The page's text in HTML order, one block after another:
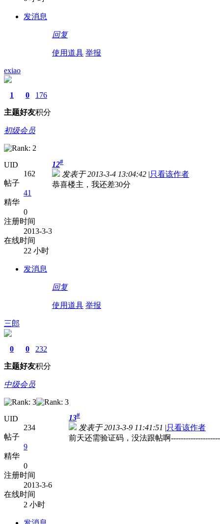
发消息
回复
使用道具 举报
exiao
1
主题
0
好友
176
积分
初级会员
UID
162
帖子
41
精华
0
注册时间
2013-3-3
在线时间
22 小时
发消息
12#
发表于 2013-3-4 13:04:42 |只看该作者
恭喜楼主，我还差30分
回复
使用道具 举报
三郎
0
主题
0
好友
232
积分
中级会员
UID
234
帖子
9
精华
0
注册时间
2013-3-6
在线时间
2 小时
13#
发表于 2013-3-9 11:41:51 |只看该作者
前天还需验证码，没法跟帖啊